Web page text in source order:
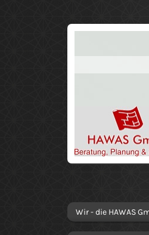
Wir - die HAWAS